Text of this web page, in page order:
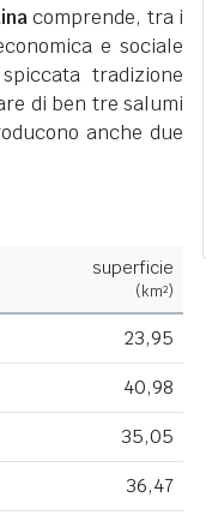
comprende, tra i
e sociale
tradizione
di ben tre salumi
anche due
superficie
(km²)
23,95
40,98
35,05
36,47